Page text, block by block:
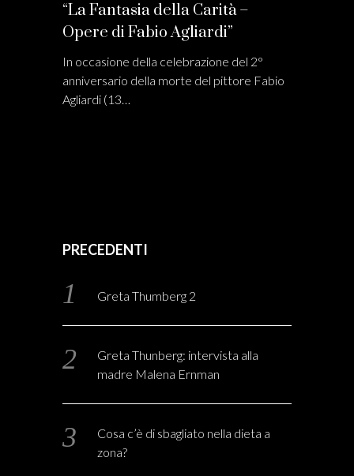
“La Fantasia della Carità –
Opere di Fabio Agliardi”
In occasione della celebrazione del 2°
anniversario della morte del pittore Fabio
Agliardi (13…
PRECEDENTI
Greta Thumberg 2
Greta Thunberg: intervista alla
madre Malena Ernman
Cosa c’è di sbagliato nella dieta a
zona?